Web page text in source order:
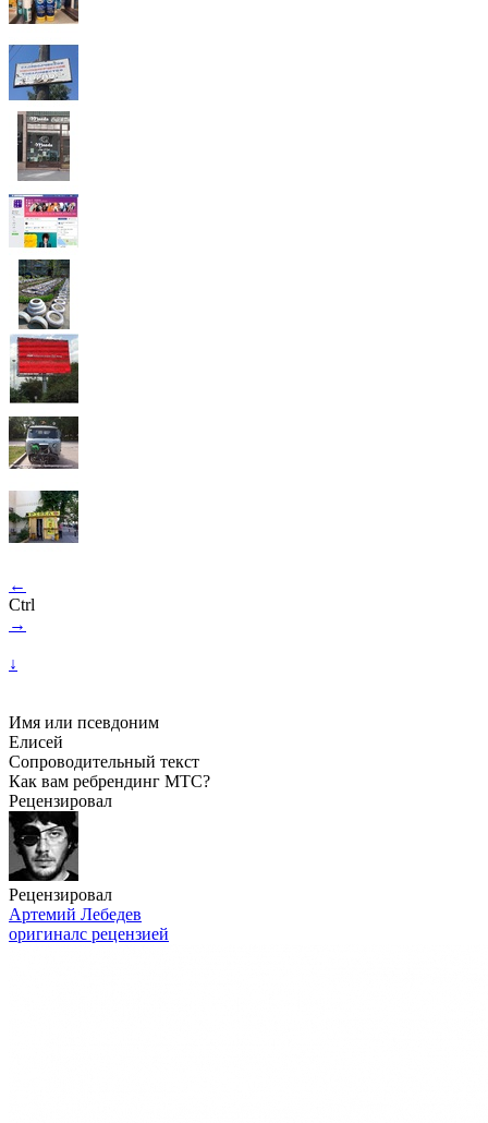
←
Ctrl
→
↓
Имя или псевдоним
Елисей
Сопроводительный текст
Как вам ребрендинг МТС?
Рецензировал
Рецензировал
Артемий Лебедев
оригиналс рецензией